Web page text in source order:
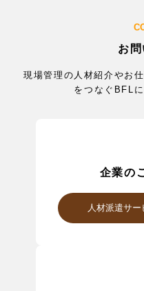
お
現場管理の人材紹介やお
をつなぐBFL
企業の
人材派遣サ